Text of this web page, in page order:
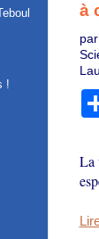
!
à
La